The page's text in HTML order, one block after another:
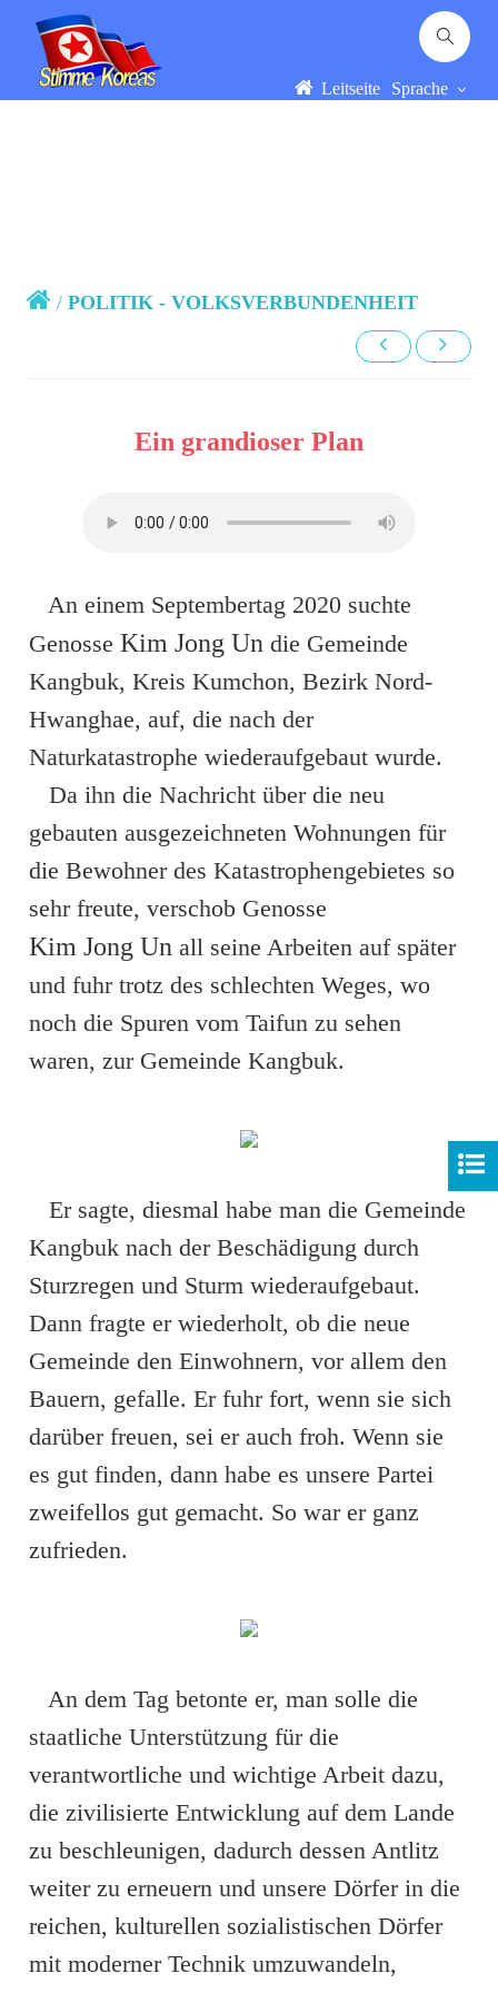
Leitseite Sprache
/POLITIK - VOLKSVERBUNDENHEIT
Ein grandioser Plan
An einem Septembertag 2020 suchte
GenosseKim Jong Un die Gemeinde
Kangbuk, Kreis Kumchon, Bezirk Nord-
Hwanghae, auf, die nach der
Naturkatastrophe wiederaufgebaut wurde.
Da ihn die Nachricht über die neu
gebauten ausgezeichneten Wohnungen für
die Bewohner des Katastrophengebietes so
sehr freute, verschob Genosse
Kim Jong Un all seine Arbeiten auf später
und fuhr trotz des schlechten Weges, wo
noch die Spuren vom Taifun zu sehen
waren, zur Gemeinde Kangbuk.
Er sagte, diesmal habe man die Gemeinde
Kangbuk nach der Beschädigung durch
Sturzregen und Sturm wiederaufgebaut.
Dann fragte er wiederholt, ob die neue
Gemeinde den Einwohnern, vor allem den
Bauern, gefalle. Er fuhr fort, wenn sie sich
darüber freuen, sei er auch froh. Wenn sie
es gut finden, dann habe es unsere Partei
zweifellos gut gemacht. So war er ganz
zufrieden.
An dem Tag betonte er, man solle die
staatliche Unterstützung für die
verantwortliche und wichtige Arbeit dazu,
die zivilisierte Entwicklung auf dem Lande
zu beschleunigen, dadurch dessen Antlitz
weiter zu erneuern und unsere Dörfer in die
reichen, kulturellen sozialistischen Dörfer
mit moderner Technik umzuwandeln,